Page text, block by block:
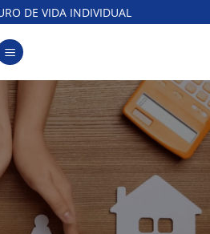
DE VIDA INDIVIDUAL